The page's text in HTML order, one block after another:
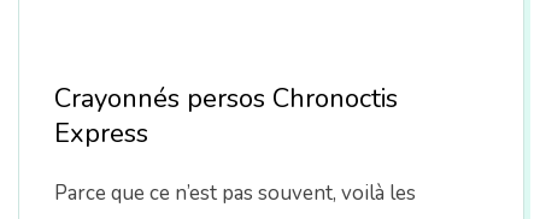
Crayonnés persos Chronoctis
Express
Parce que ce n’est pas souvent, voilà les